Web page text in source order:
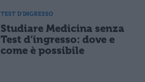
TEST D'INGRESSO
Studiare Medicina senza
Test d’ingresso: dove e
come è possibile